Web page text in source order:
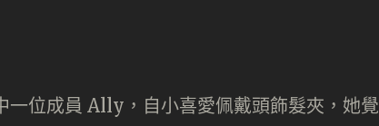
一位成員 Ally，自小喜愛佩戴頭飾髮夾，她覺